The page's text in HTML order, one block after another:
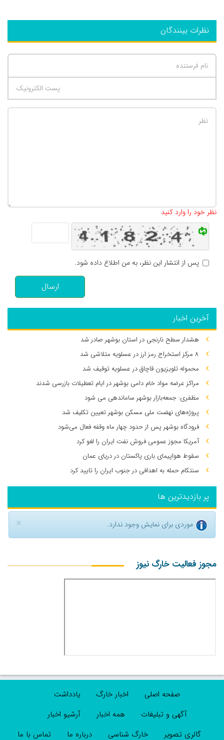
نظرات بینندگان
نظر خود را وارد کنید
پس از انتشار این نظر، به من اطلاع داده شود.
ارسال
آخرین اخبار
هشدار سطح نارنجی در استان بوشهر صادر شد
۸ مرکز استخراج رمز ارز در عسلویه متلاشی شد
محموله تلویزیون قاچاق در عسلویه توقیف شد
مراکز عرضه مواد خام دامی بوشهر در ایام تعطیلات بازرسی شدند
مظفری: جمعه‌بازار بوشهر ساماندهی می‌ شود
پروژه‌های نهضت ملی مسکن بوشهر تعیین تکلیف شد
فرودگاه بوشهر پس از حدود چهار ماه وقفه فعال می‌شود
آمریکا مجوز عمومی فروش نفت ایران را لغو کرد
سقوط هواپیمای باری پاکستان در دریای عمان
سنتکام حمله به اهدافی در جنوب ایران را تایید کرد
پر بازدیدترین ها
× موردی برای نمایش وجود ندارد.
مجوز فعالیت خارگ نیوز
صفحه اصلی اخبار خارگ
یادداشت
آگهی و تبلیغات
همه اخبار
آرشیو اخبار
گالری تصویر
خارگ شناسی درباره ما تماس با ما